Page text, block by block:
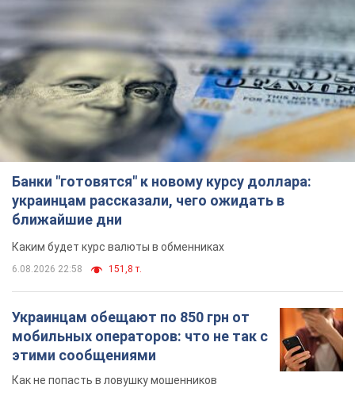
Банки "готовятся" к новому курсу доллара:
украинцам рассказали, чего ожидать в
ближайшие дни
Каким будет курс валюты в обменниках
6.08.2026 22:58 151,8 т.
Украинцам обещают по 850 грн от
мобильных операторов: что не так с
этими сообщениями
Как не попасть в ловушку мошенников